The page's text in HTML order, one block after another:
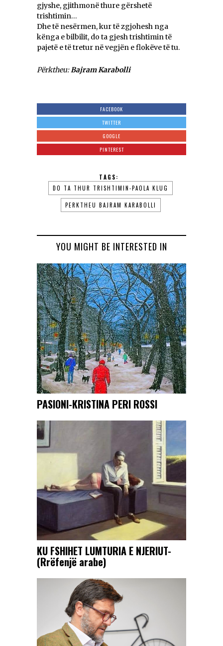
gjyshe, gjithmonë thure gërshetë
trishtimin…
Dhe të nesërmen, kur të zgjohesh nga
kënga e bilbilit, do ta gjesh trishtimin të
pajetë e të tretur në vegjën e flokëve të tu.
Përktheu:Bajram Karabolli
FACEBOOK
TWITTER
GOOGLE
PINTEREST
TAGS:
DO TA THUR TRISHTIMIN-PAOLA KLUG
PERKTHEU BAJRAM KARABOLLI
YOU MIGHT BE INTERESTED IN
PASIONI-KRISTINA PERI ROSSI
KU FSHIHET LUMTURIA E NJERIUT-
(Rrëfenjë arabe)